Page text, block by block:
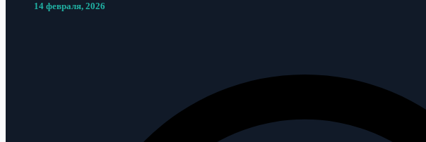
14 февраля, 2026